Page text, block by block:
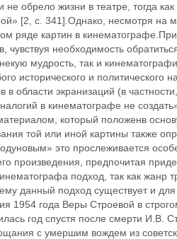
не обрело жизни в театре, тогда
[2, с. 341].Однако, несмотря на
ряде картин в
чувствуя необходимость
мудрость, так и
исторического и политического
в области экранизаций (в
в кинематографе не
который положенв
той или иной картины также
это прослеживается
произведения, предпочитая
подход, так как жанр
данный подход существует и
1954 года Веры Строевой в
год спустя после смерти И.В.
с умершим вождем из